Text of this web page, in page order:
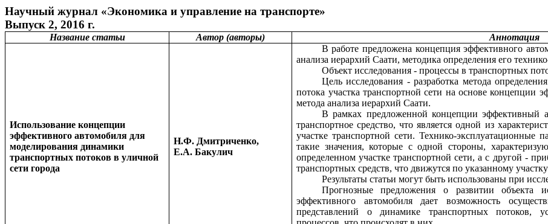
Научный журнал «Экономика и управление на транспорте»
Выпуск 2, 2016 г.
Название статьи Автор (авторы) Аннотация
Использование концепции
эффективного автомобиля для
моделирования динамики
транспортных потоков в уличной
сети города
Н.Ф. Дмитриченко,
Е.А. Бакулич
В работе предложена концепция эффективного
анализа иерархий Саати, методика определения его
Объект исследования - процессы в транспортных
Цель исследования - разработка метода
потока участка транспортной сети на основе концепции
метода анализа иерархий Саати.
В рамках предложенной концепции эффективный
транспортное средство, что является одной из
участке транспортной сети. Технико-эксплуатационные
такие значения, которые с одной стороны,
определенном участке транспортной сети, а с другой -
транспортных средств, что движутся по указанному
Результаты статьи могут быть использованы при
Прогнозные предложения о развитии объекта
эффективного автомобиля дает возможность
представлений о динамике транспортных потоков,